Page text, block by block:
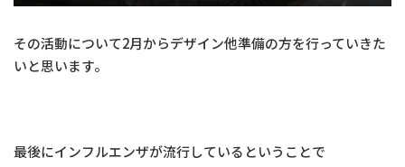
その活動について2月からデザイン他準備の方を行っていきた
いと思います。
最後にインフルエンザが流行しているということで